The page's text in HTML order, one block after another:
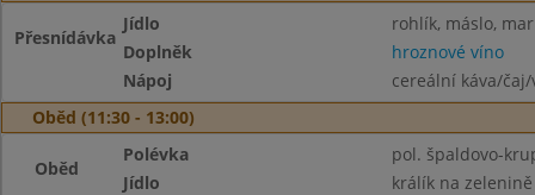
Přesnídávka
Jídlo
rohlík, máslo,
Doplněk
hroznové víno
Nápoj
cereální káva/
Oběd (11:30 - 13:00)
Oběd
Polévka
pol. špaldovo-
Jídlo
králík na zelenině